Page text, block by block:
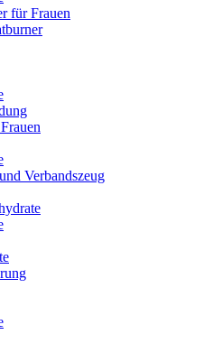
für Frauen
Verbandszeug